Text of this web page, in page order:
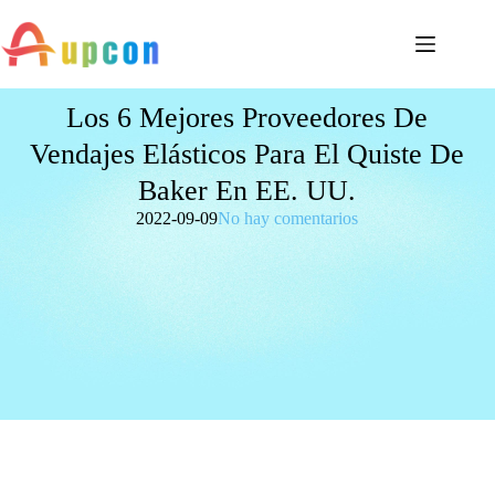
Los 6 Mejores Proveedores De
Vendajes Elásticos Para El Quiste De
Baker En EE. UU.
2022-09-09No hay comentarios